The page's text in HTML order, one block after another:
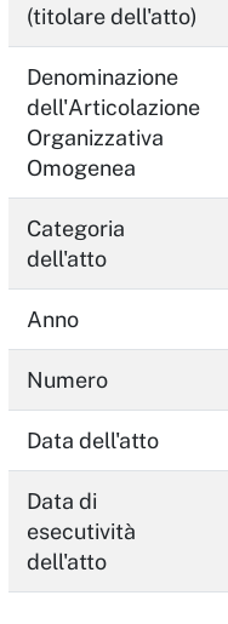
(titolare dell'atto)
Denominazione
dell'Articolazione
Organizzativa
Omogenea
Categoria
dell'atto
Anno
Numero
Data dell'atto
Data di
esecutività
dell'atto